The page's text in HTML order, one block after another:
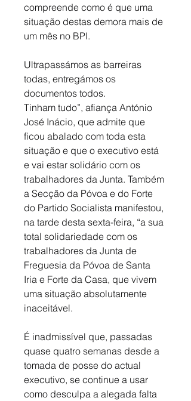
compreende como é que uma
situação destas demora mais de
um mês no BPI.
Ultrapassámos as barreiras
todas, entregámos os
documentos todos.
Tinham tudo”, afiança António
José Inácio, que admite que
ficou abalado com toda esta
situação e que o executivo está
e vai estar solidário com os
trabalhadores da Junta. Também
a Secção da Póvoa e do Forte
do Partido Socialista manifestou,
na tarde desta sexta-feira, “a sua
total solidariedade com os
trabalhadores da Junta de
Freguesia da Póvoa de Santa
Iria e Forte da Casa, que vivem
uma situação absolutamente
inaceitável.
É inadmissível que, passadas
quase quatro semanas desde a
tomada de posse do actual
executivo, se continue a usar
como desculpa a alegada falta